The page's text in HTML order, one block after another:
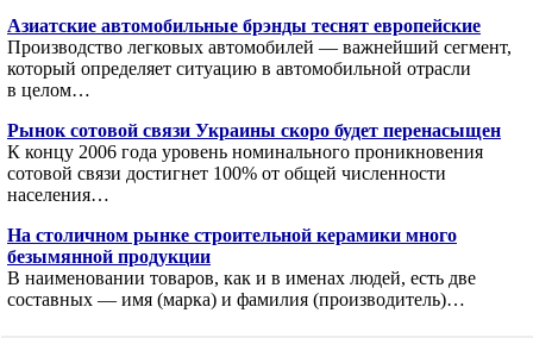
Азиатские автомобильные брэнды теснят европейские
Производство легковых автомобилей — важнейший сегмент,
который определяет ситуацию в автомобильной отрасли
в целом…
Рынок сотовой связи Украины скоро будет перенасыщен
К концу 2006 года уровень номинального проникновения
сотовой связи достигнет 100% от общей численности
населения…
На столичном рынке строительной керамики много
безымянной продукции
В наименовании товаров, как и в именах людей, есть две
составных — имя (марка) и фамилия (производитель)…